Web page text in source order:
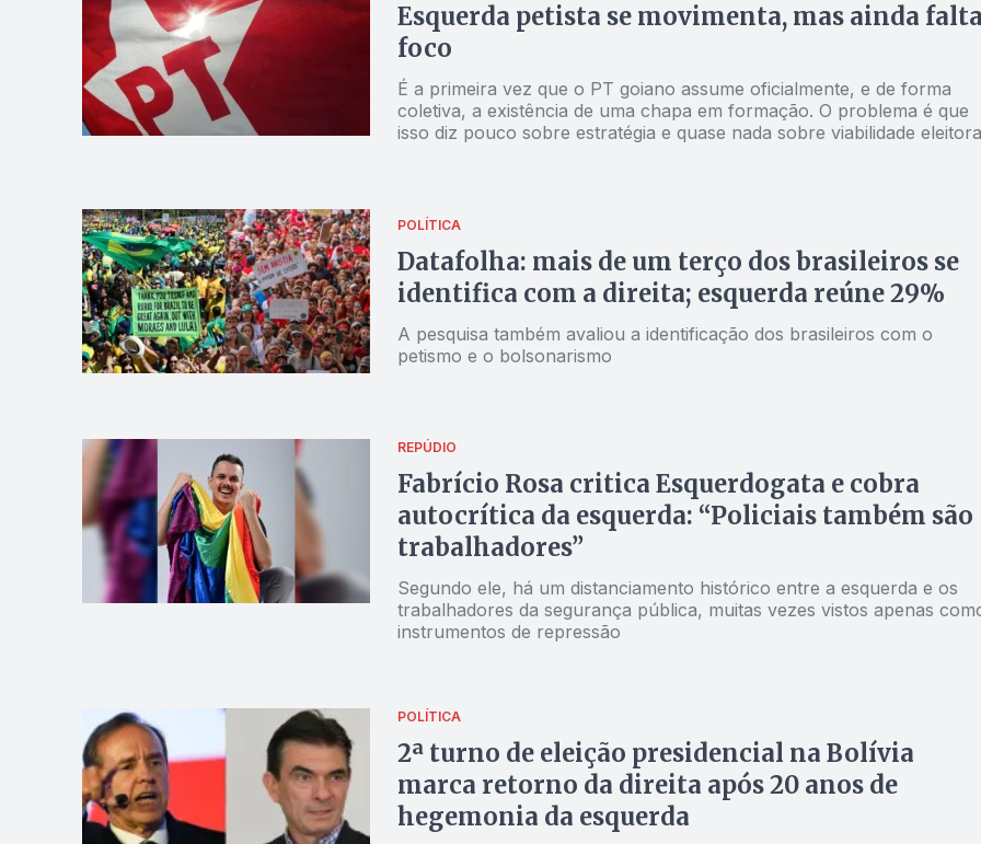
Esquerda petista se movimenta, mas ainda
foco
É a primeira vez que o PT goiano assume oficialmente, e de forma
coletiva, a existência de uma chapa em formação. O problema é que
isso diz pouco sobre estratégia e quase nada sobre viabilidade
POLÍTICA
Datafolha: mais de um terço dos brasileiros se
identifica com a direita; esquerda reúne 29%
A pesquisa também avaliou a identificação dos brasileiros com o
petismo e o bolsonarismo
REPÚDIO
Fabrício Rosa critica Esquerdogata e cobra
autocrítica da esquerda: “Policiais também são
trabalhadores”
Segundo ele, há um distanciamento histórico entre a esquerda e os
trabalhadores da segurança pública, muitas vezes vistos apenas
instrumentos de repressão
POLÍTICA
2ª turno de eleição presidencial na Bolívia
marca retorno da direita após 20 anos de
hegemonia da esquerda